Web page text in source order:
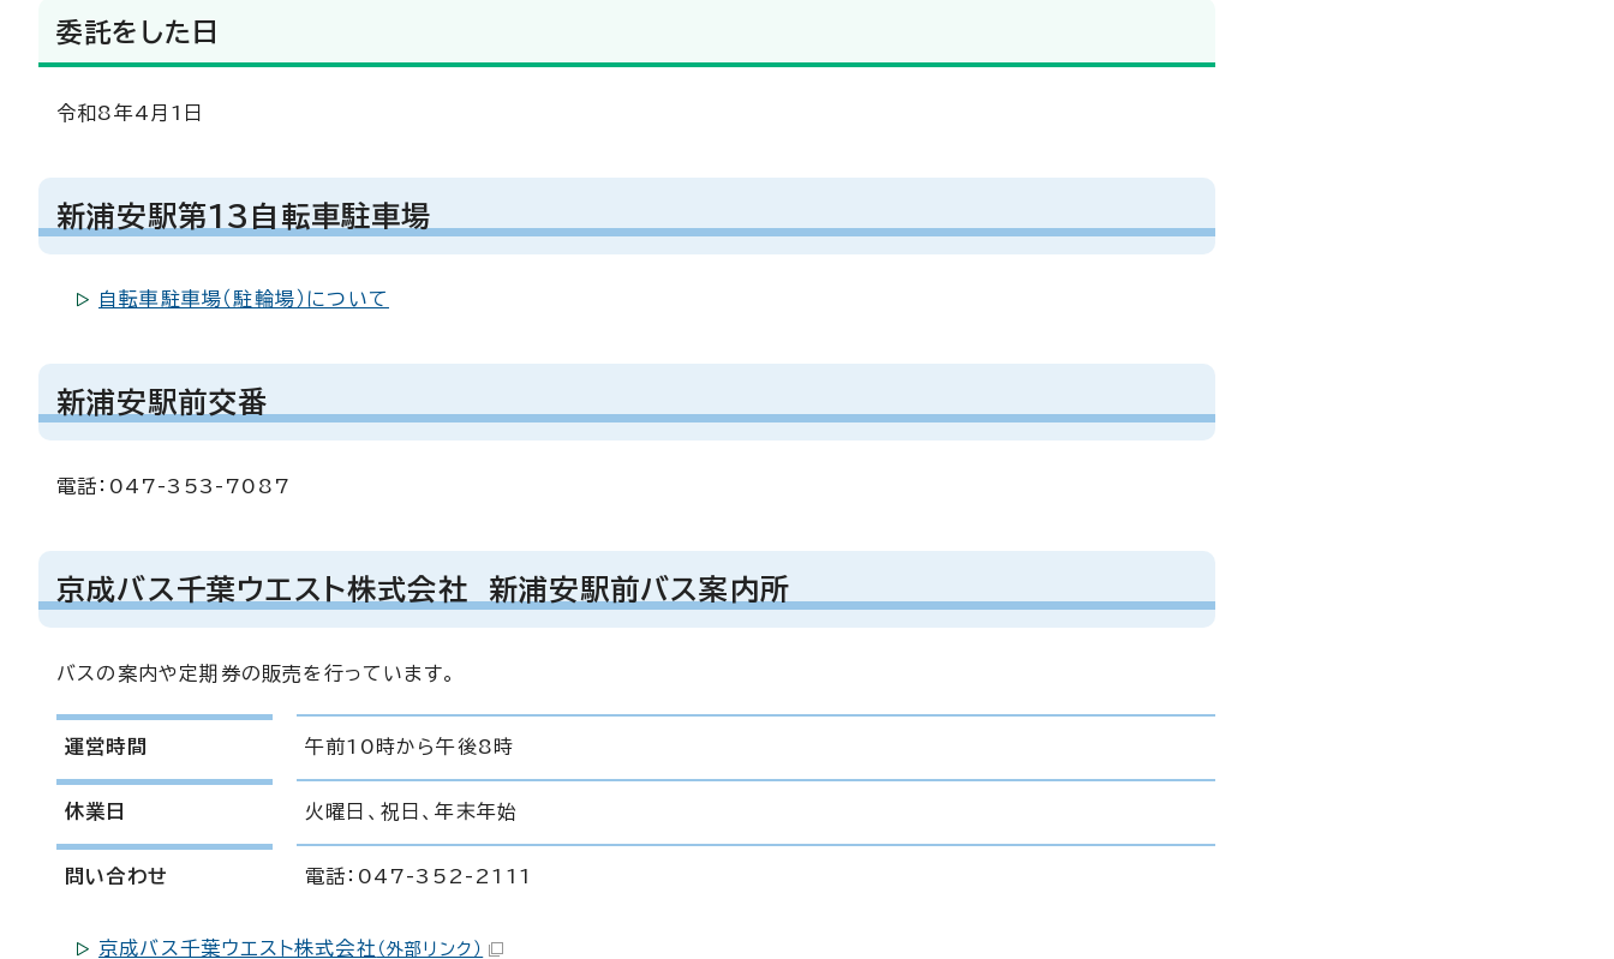
委託をした日
令和8年4月1日
新浦安駅第13自転車駐車場
自転車駐車場（駐輪場）について
新浦安駅前交番
電話：047-353-7087
京成バス千葉ウエスト株式会社 新浦安駅前バス案内所
バスの案内や定期券の販売を行っています。
運営時間 午前10時から午後8時
休業日 火曜日、祝日、年末年始
問い合わせ 電話：047-352-2111
京成バス千葉ウエスト株式会社 （外部リンク）